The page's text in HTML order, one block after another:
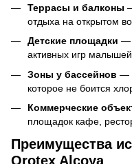
Террасы и балконы
отдыха на открытом
Детские площадки —
активных игр
Зоны у бассейнов —
которое не боится
Коммерческие
площадок кафе,
Преимущества
Orotex Alcoya